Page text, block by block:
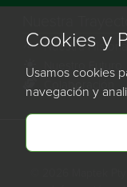
Nuestra Historia
Nuestro Futuro
Colaboración
Cookies y
Usamos cookies
navegación y